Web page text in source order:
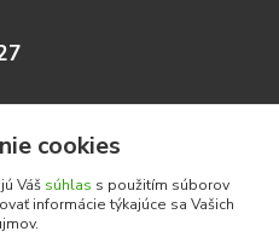
cookies
Váš súhlas s použitím súborov
informácie týkajúce sa Vašich